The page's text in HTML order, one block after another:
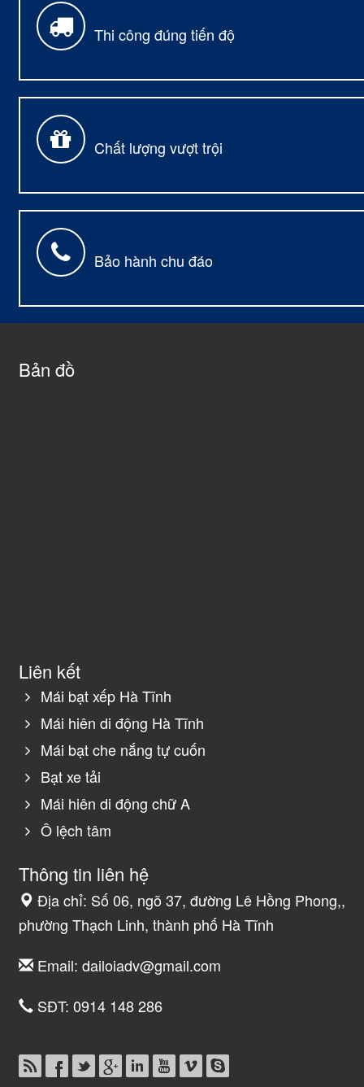
Thi công đúng tiến độ
Chất lượng vượt trội
Bảo hành chu đáo
Bản đồ
Liên kết
Mái bạt xếp Hà Tĩnh
Mái hiên di động Hà Tĩnh
Mái bạt che nắng tự cuốn
Bạt xe tải
Mái hiên di động chữ A
Ô lệch tâm
Thông tin liên hệ
Địa chỉ: Số 06, ngõ 37, đường Lê Hồng Phong,,
phường Thạch Linh, thành phố Hà Tĩnh
Email: dailoiadv@gmail.com
SĐT: 0914 148 286